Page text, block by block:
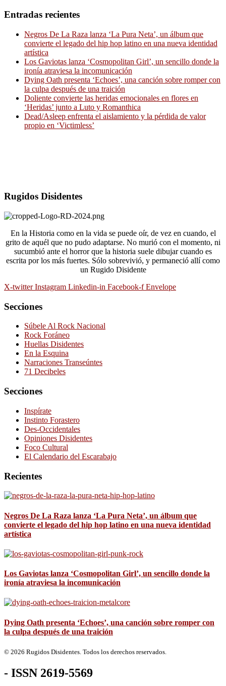
Entradas recientes
Negros De La Raza lanza ‘La Pura Neta’, un álbum que
convierte el legado del hip hop latino en una nueva identidad
artística
Los Gaviotas lanza ‘Cosmopolitan Girl’, un sencillo donde la
ironía atraviesa la incomunicación
Dying Oath presenta ‘Echoes’, una canción sobre romper con
la culpa después de una traición
Doliente convierte las heridas emocionales en flores en
‘Heridas’ junto a Luto y Romanthica
Dead/Asleep enfrenta el aislamiento y la pérdida de valor
propio en ‘Victimless’
Rugidos Disidentes
En la Historia como en la vida se puede oír, de vez en cuando, el
grito de aquél que no pudo adaptarse. No murió con el momento, ni
sucumbió ante el horror que la historia suele dibujar cuando es
escrita por los más fuertes. Sólo sobrevivió, y permaneció allí como
un Rugido Disidente
X-twitter Instagram Linkedin-in Facebook-f Envelope
Secciones
Súbele Al Rock Nacional
Rock Foráneo
Huellas Disidentes
En la Esquina
Narraciones Transeúntes
71 Decibeles
Secciones
Inspírate
Instinto Forastero
Des-Occidentales
Opiniones Disidentes
Foco Cultural
El Calendario del Escarabajo
Recientes
Negros De La Raza lanza ‘La Pura Neta’, un álbum que
convierte el legado del hip hop latino en una nueva identidad
artística
Los Gaviotas lanza ‘Cosmopolitan Girl’, un sencillo donde la
ironía atraviesa la incomunicación
Dying Oath presenta ‘Echoes’, una canción sobre romper con
la culpa después de una traición
© 2026 Rugidos Disidentes. Todos los derechos reservados.
- ISSN 2619-5569